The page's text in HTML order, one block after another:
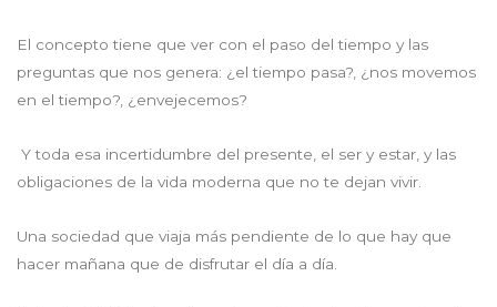
El concepto tiene que ver con el paso del tiempo y las
preguntas que nos genera: ¿el tiempo pasa?, ¿nos movemos
en el tiempo?, ¿envejecemos?
Y toda esa incertidumbre del presente, el ser y estar, y las
obligaciones de la vida moderna que no te dejan vivir.
Una sociedad que viaja más pendiente de lo que hay que
hacer mañana que de disfrutar el día a día.